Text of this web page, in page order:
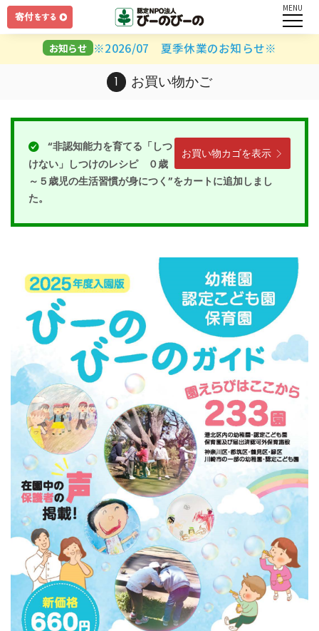
ログイン
ユーザー名とパスワードを入力してください。
ログインしたままにする
MENU
お知らせ ※2026/07 夏季休業のお知らせ※
お買い物かご
お買い物カゴを表示
“非認知能力を育てる「しつ
けない」しつけのレシピ ０歳
～５歳児の生活習慣が身につく”をカートに追加しまし
た。